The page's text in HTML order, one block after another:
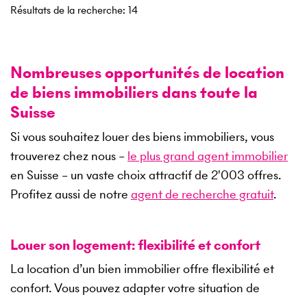
Résultats de la recherche: 14
Nombreuses opportunités de location
de biens immobiliers dans toute la
Suisse
Si vous souhaitez louer des biens immobiliers, vous
trouverez chez nous – le plus grand agent immobilier
en Suisse – un vaste choix attractif de 2'003 offres.
Profitez aussi de notre agent de recherche gratuit.
Louer son logement: flexibilité et confort
La location d’un bien immobilier offre flexibilité et
confort. Vous pouvez adapter votre situation de